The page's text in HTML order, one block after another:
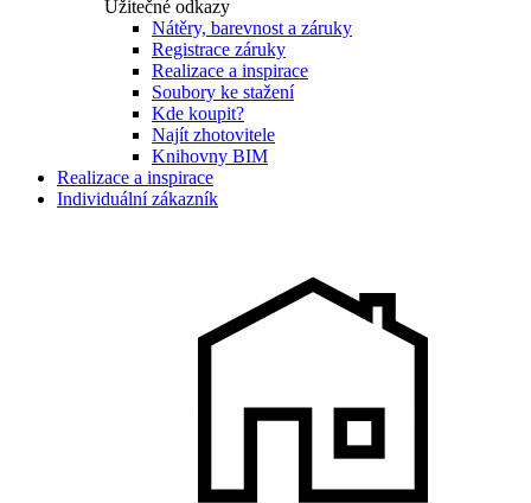
Užitečné odkazy
Nátěry, barevnost a záruky
Registrace záruky
Realizace a inspirace
Soubory ke stažení
Kde koupit?
Najít zhotovitele
Knihovny BIM
Realizace a inspirace
Individuální zákazník